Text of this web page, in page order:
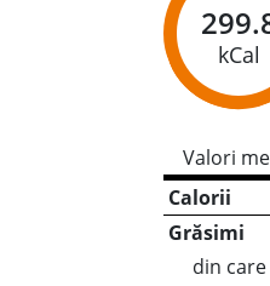
kCal
Valori
Calorii
Grăsimi
din care